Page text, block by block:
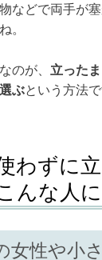
などで両手が
。
のが、 立った
ぶという方法で
わずに
んな人
女性や小